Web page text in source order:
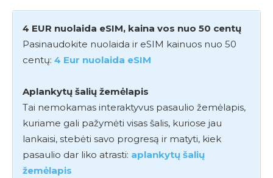
4 EUR nuolaida eSIM, kaina vos nuo 50 centų
Pasinaudokite nuolaida ir eSIM kainuos nuo 50
centų: 4 Eur nuolaida eSIM
Aplankytų šalių žemėlapis
Tai nemokamas interaktyvus pasaulio žemėlapis,
kuriame gali pažymėti visas šalis, kuriose jau
lankaisi, stebėti savo progresą ir matyti, kiek
pasaulio dar liko atrasti: aplankytų šalių
žemėlapis